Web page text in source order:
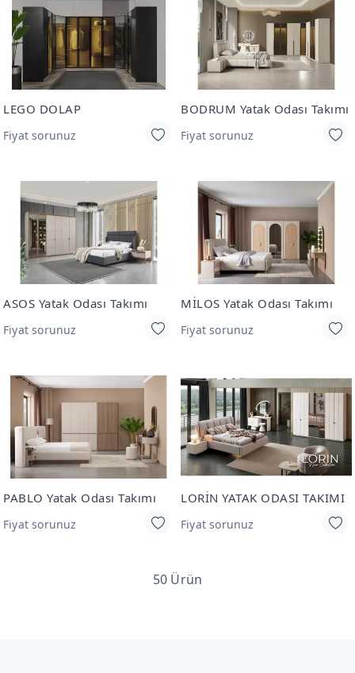
LEGO DOLAP
Fiyat sorunuz
BODRUM Yatak Odası Takımı
Fiyat sorunuz
ASOS Yatak Odası Takımı
Fiyat sorunuz
MİLOS Yatak Odası Takımı
Fiyat sorunuz
PABLO Yatak Odası Takımı
Fiyat sorunuz
LORİN YATAK ODASI TAKIMI
Fiyat sorunuz
50 Ürün